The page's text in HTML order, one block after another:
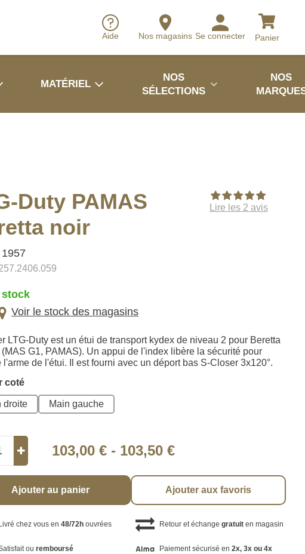
Aide Nos magasins Se connecter Panier
MATÉRIEL
NOS
SÉLECTIONS
NOS
Duty PAMAS
noir
Lire les 2 avis
stock
Voir le stock des magasins
LTG-Duty est un étui de transport kydex de niveau 2 pour Beretta
G1, PAMAS). Un appui de l'index libère la sécurité pour
l'arme de l'étui. Il est fourni avec un déport bas S-Closer 3x120°.
coté
droite Main gauche
103,00 € - 103,50 €
Ajouter au panier Ajouter aux favoris
chez vous en48/72h ouvrées Retour et échange gratuiten magasin
ouremboursé Paiement sécurisé en 2x, 3x ou 4x